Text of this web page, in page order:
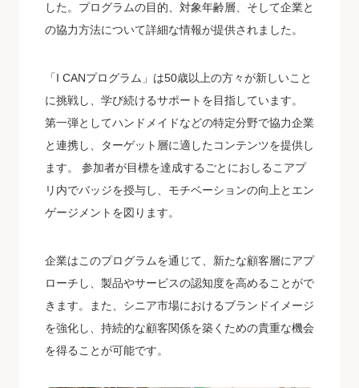
した。プログラムの目的、対象年齢層、そして企業と
の協力方法について詳細な情報が提供されました。
「I CANプログラム」は50歳以上の方々が新しいこと
に挑戦し、学び続けるサポートを目指しています。
第一弾としてハンドメイドなどの特定分野で協力企業
と連携し、ターゲット層に適したコンテンツを提供し
ます。 参加者が目標を達成するごとにおしるこアプ
リ内でバッジを授与し、モチベーションの向上とエン
ゲージメントを図ります。
企業はこのプログラムを通じて、新たな顧客層にアプ
ローチし、製品やサービスの認知度を高めることがで
きます。また、シニア市場におけるブランドイメージ
を強化し、持続的な顧客関係を築くための貴重な機会
を得ることが可能です。